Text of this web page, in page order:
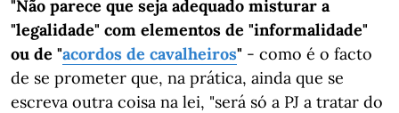
"Não parece que seja adequado misturar a
"legalidade" com elementos de "informalidade"
ou de "acordos de cavalheiros" - como é o facto
de se prometer que, na prática, ainda que se
escreva outra coisa na lei, "será só a PJ a tratar do